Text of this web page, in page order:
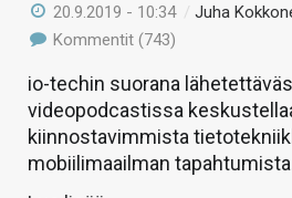
20.9.2019 - 10:34 /Juha
Kommentit (743)
io-techin suorana
videopodcastissa
kiinnostavimmista
mobiilimaailman